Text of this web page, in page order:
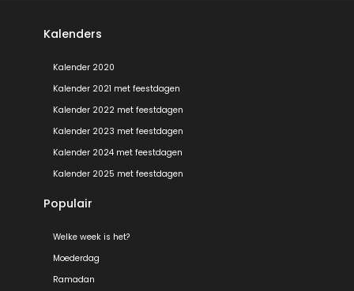
Kalenders
Kalender 2020
Kalender 2021 met feestdagen
Kalender 2022 met feestdagen
Kalender 2023 met feestdagen
Kalender 2024 met feestdagen
Kalender 2025 met feestdagen
Populair
Welke week is het?
Moederdag
Ramadan